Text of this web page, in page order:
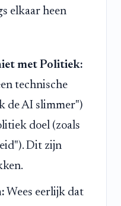
elkaar heen
met Politiek:
technische
de AI slimmer")
doel (zoals
Dit zijn
Wees eerlijk dat